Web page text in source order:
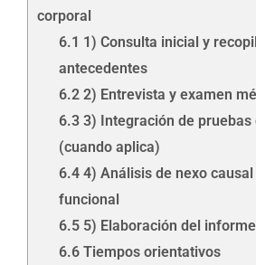
corporal
6.1 1) Consulta inicial y
antecedentes
6.2 2) Entrevista y examen
6.3 3) Integración de
(cuando aplica)
6.4 4) Análisis de nexo
funcional
6.5 5) Elaboración del
6.6 Tiempos orientativos